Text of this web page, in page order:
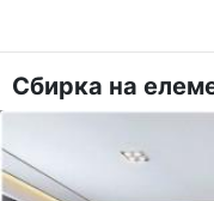
Сбирка на